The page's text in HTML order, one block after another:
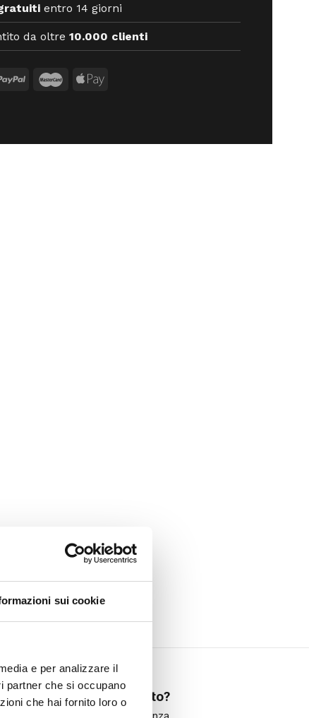
sui cookie
e per analizzare il
partner che si occupano
che hai fornito loro o
entro 14 giorni
da oltre 10.000 clienti
Hai bisogno di aiuto?